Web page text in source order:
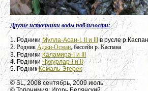
Другие источники воды поблизости:
1. Родники Мулла-Асан-I, II и III в русле
2. Родник Аджи-Осман, бассейн р. Каспана
3. РодникиКаламира-I и III
4. Родники Чухурлар-I и II
5. РодникКемаль-Эгерек
___________________________________
© SL, 2008 сентябрь, 2009 июль